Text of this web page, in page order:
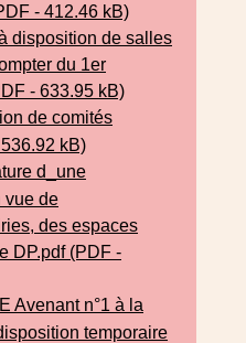
- 412.46 kB)
disposition de salles
du 1er
- 633.95 kB)
de comités
kB)
d_une
vue de
des espaces
DP.pdf (PDF -
Avenant n°1 à la
temporaire